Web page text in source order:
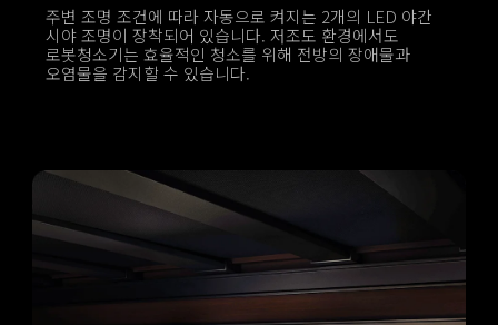
주변 조명 조건에 따라 자동으로 켜지는 2개의 LED 야간
시야 조명이 장착되어 있습니다. 저조도 환경에서도
로봇청소기는 효율적인 청소를 위해 전방의 장애물과
오염물을 감지할 수 있습니다.